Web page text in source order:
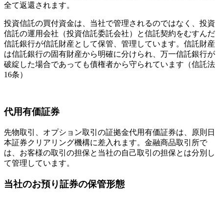
全て返還されます。
投資信託の買付資金は、当社で管理されるのではなく、投資
信託の運用会社（投資信託委託会社）と信託契約をむすんだ
信託銀行が信託財産として保管、管理しています。信託財産
は信託銀行の固有財産から明確に分けられ、万一信託銀行が
破綻した場合であっても債権者から守られています（信託法
16条）
代用有価証券
先物取引、オプション取引の証拠金代用有価証券は、原則日
本証券クリアリング機構に差入れます。金融商品取引所で
は、お客様の取引の担保と当社の自己取引の担保とは分別し
て管理しています。
当社のお預り証券の保管形態